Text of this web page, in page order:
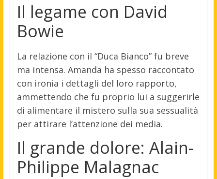
Il legame con David
Bowie
La relazione con il “Duca Bianco” fu breve
ma intensa. Amanda ha spesso raccontato
con ironia i dettagli del loro rapporto,
ammettendo che fu proprio lui a suggerirle
di alimentare il mistero sulla sua sessualità
per attirare l’attenzione dei media.
Il grande dolore: Alain-
Philippe Malagnac